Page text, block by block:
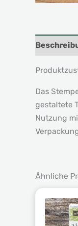
Das
gestaltete
Nutzung
Ähnliche